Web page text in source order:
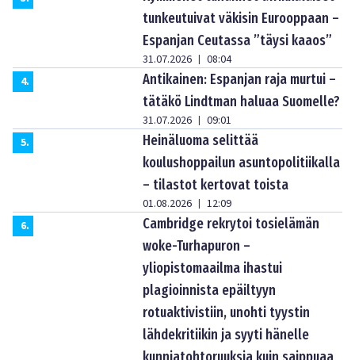
tunkeutuivat väkisin Eurooppaan –
Espanjan Ceutassa ”täysi kaaos”
31.07.2026 | 08:04
4.
Antikainen: Espanjan raja murtui –
tätäkö Lindtman haluaa Suomelle?
31.07.2026 | 09:01
5.
Heinäluoma selittää
koulushoppailun asuntopolitiikalla
– tilastot kertovat toista
01.08.2026 | 12:09
6.
Cambridge rekrytoi tosielämän
woke-Turhapuron –
yliopistomaailma ihastui
plagioinnista epäiltyyn
rotuaktivistiin, unohti tyystin
lähdekritiikin ja syyti hänelle